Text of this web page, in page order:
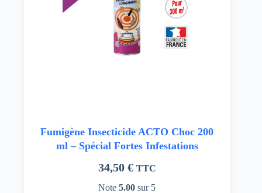
Fumigène Insecticide ACTO Choc 200
ml – Spécial Fortes Infestations
34,50 € TTC
Note5.00 sur 5